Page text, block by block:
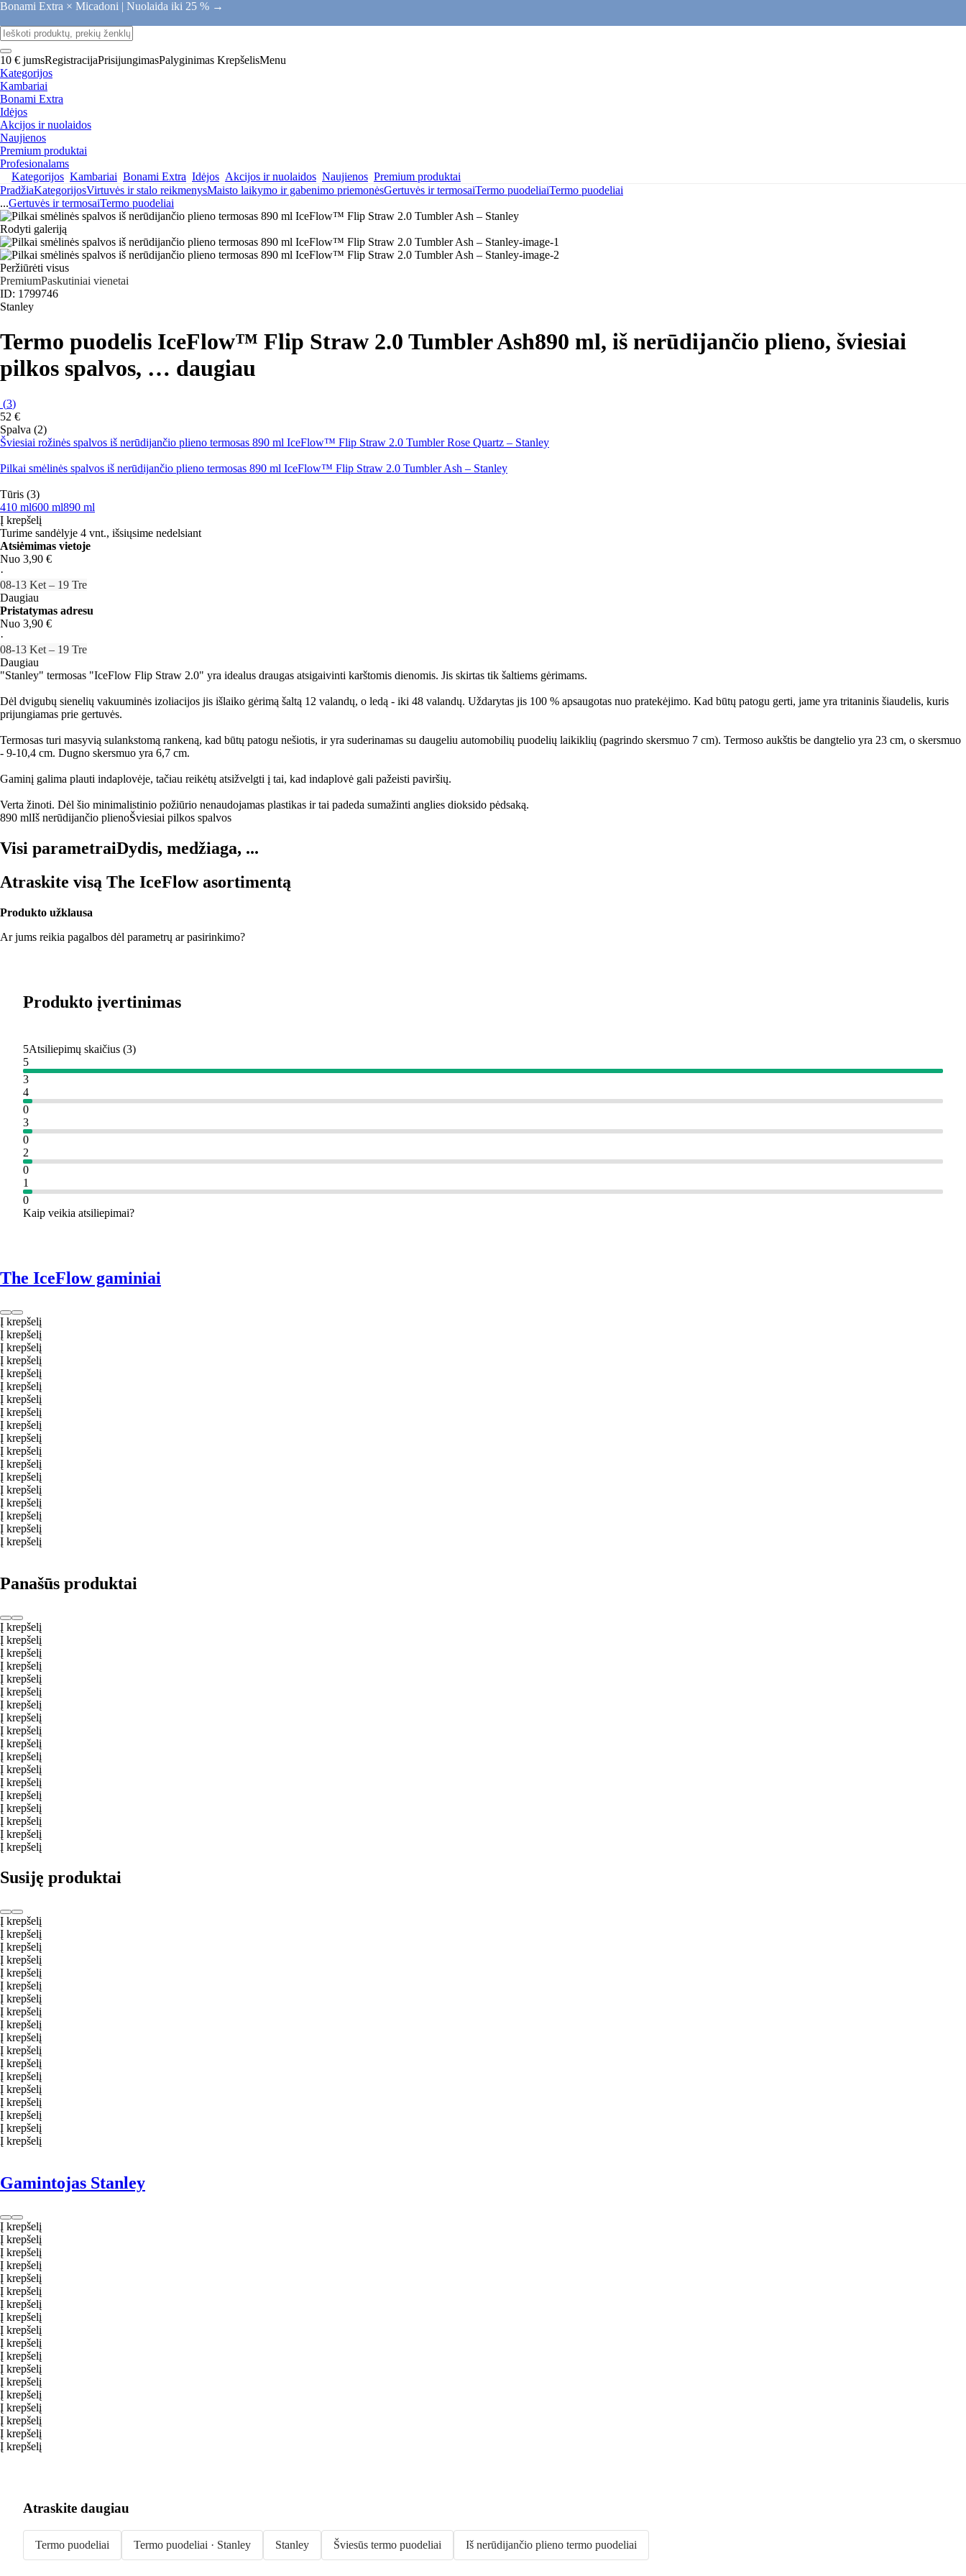
Bonami Extra × Micadoni | Nuolaida iki 25 % →
10 € jumsRegistracijaPrisijungimasPalyginimas KrepšelisMenu
Kategorijos
Kambariai
Bonami Extra
Idėjos
Akcijos ir nuolaidos
Naujienos
Premium produktai
Profesionalams
Kategorijos Kambariai Bonami Extra Idėjos Akcijos ir nuolaidos Naujienos Premium produktai
PradžiaKategorijosVirtuvės ir stalo reikmenysMaisto laikymo ir gabenimo priemonėsGertuvės ir termosaiTermo puodeliaiTermo puodeliai
...Gertuvės ir termosaiTermo puodeliai
Rodyti galeriją
Peržiūrėti visus
PremiumPaskutiniai vienetai
ID: 1799746
Stanley
Termo puodelis IceFlow™ Flip Straw 2.0 Tumbler Ash890 ml, iš nerūdijančio plieno, šviesiai
pilkos spalvos, … daugiau
(3)
52 €
Spalva (2)
Šviesiai rožinės spalvos iš nerūdijančio plieno termosas 890 ml IceFlow™ Flip Straw 2.0 Tumbler Rose Quartz – Stanley
Pilkai smėlinės spalvos iš nerūdijančio plieno termosas 890 ml IceFlow™ Flip Straw 2.0 Tumbler Ash – Stanley
Tūris (3)
410 ml600 ml890 ml
Į krepšelį
Turime sandėlyje 4 vnt., išsiųsime nedelsiant
Atsiėmimas vietoje
Nuo 3,90 €
·
08‑13 Ket – 19 Tre
Daugiau
Pristatymas adresu
Nuo 3,90 €
·
08‑13 Ket – 19 Tre
Daugiau
"Stanley" termosas "IceFlow Flip Straw 2.0" yra idealus draugas atsigaivinti karštomis dienomis. Jis skirtas tik šaltiems gėrimams.
Dėl dvigubų sienelių vakuuminės izoliacijos jis išlaiko gėrimą šaltą 12 valandų, o ledą - iki 48 valandų. Uždarytas jis 100 % apsaugotas nuo pratekėjimo. Kad būtų patogu gerti, jame yra tritaninis šiaudelis, kuris
prijungiamas prie gertuvės.
Termosas turi masyvią sulankstomą rankeną, kad būtų patogu nešiotis, ir yra suderinamas su daugeliu automobilių puodelių laikiklių (pagrindo skersmuo 7 cm). Termoso aukštis be dangtelio yra 23 cm, o skersmuo
- 9-10,4 cm. Dugno skersmuo yra 6,7 cm.
Gaminį galima plauti indaplovėje, tačiau reikėtų atsižvelgti į tai, kad indaplovė gali pažeisti paviršių.
Verta žinoti. Dėl šio minimalistinio požiūrio nenaudojamas plastikas ir tai padeda sumažinti anglies dioksido pėdsaką.
890 mlIš nerūdijančio plienoŠviesiai pilkos spalvos
Visi parametraiDydis, medžiaga, ...
Atraskite visą The IceFlow asortimentą
Produkto užklausa
Ar jums reikia pagalbos dėl parametrų ar pasirinkimo?
Produkto įvertinimas
5Atsiliepimų skaičius (3)
5
3
4
0
3
0
2
0
1
0
Kaip veikia atsiliepimai?
The IceFlow gaminiai
Į krepšelį
Į krepšelį
Į krepšelį
Į krepšelį
Į krepšelį
Į krepšelį
Į krepšelį
Į krepšelį
Į krepšelį
Į krepšelį
Į krepšelį
Į krepšelį
Į krepšelį
Į krepšelį
Į krepšelį
Į krepšelį
Į krepšelį
Į krepšelį
Panašūs produktai
Į krepšelį
Į krepšelį
Į krepšelį
Į krepšelį
Į krepšelį
Į krepšelį
Į krepšelį
Į krepšelį
Į krepšelį
Į krepšelį
Į krepšelį
Į krepšelį
Į krepšelį
Į krepšelį
Į krepšelį
Į krepšelį
Į krepšelį
Į krepšelį
Susiję produktai
Į krepšelį
Į krepšelį
Į krepšelį
Į krepšelį
Į krepšelį
Į krepšelį
Į krepšelį
Į krepšelį
Į krepšelį
Į krepšelį
Į krepšelį
Į krepšelį
Į krepšelį
Į krepšelį
Į krepšelį
Į krepšelį
Į krepšelį
Į krepšelį
Gamintojas Stanley
Į krepšelį
Į krepšelį
Į krepšelį
Į krepšelį
Į krepšelį
Į krepšelį
Į krepšelį
Į krepšelį
Į krepšelį
Į krepšelį
Į krepšelį
Į krepšelį
Į krepšelį
Į krepšelį
Į krepšelį
Į krepšelį
Į krepšelį
Į krepšelį
Atraskite daugiau
Termo puodeliai Termo puodeliai · Stanley Stanley Šviesūs termo puodeliai Iš nerūdijančio plieno termo puodeliai